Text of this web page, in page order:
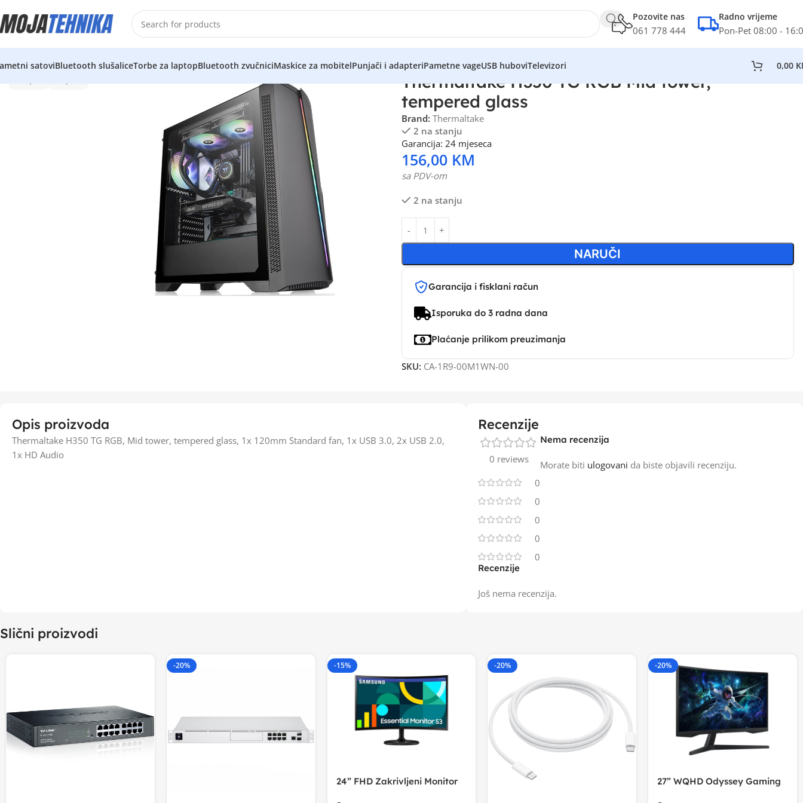
Pozovite nas
061 778 444
Radno vrijeme
Pon-Pet 08:00 -
satoviBluetooth slušaliceTorbe za laptopBluetooth zvučniciMaskice za mobitelPunjači i adapteriPametne vageUSB huboviTelevizori 0,00
Thermaltake H350 TG RGB Mid tower,
tempered glass
Brand: Thermaltake
2 na stanju
Garancija: 24 mjeseca
156,00 KM
sa PDV-om
2 na stanju
NARUČI
Garancija i fisklani račun
Isporuka do 3 radna dana
Plaćanje prilikom preuzimanja
SKU: CA-1R9-00M1WN-00
Opis proizvoda
Thermaltake H350 TG RGB, Mid tower, tempered glass, 1x 120mm Standard fan, 1x USB 3.0, 2x USB 2.0,
1x HD Audio
Recenzije
0 reviews
0
0
0
0
0
Recenzije
Još nema recenzija.
Nema recenzija
Morate biti ulogovani da biste objavili recenziju.
Slični proizvodi
-20% -15%
24” FHD Zakrivljeni Monitor
-20% -20%
27” WQHD Odyssey Gaming